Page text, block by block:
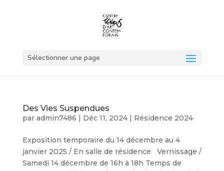
Sélectionner une page
Des Vies Suspendues
par admin7486 | Déc 11, 2024| Résidence 2024
Exposition temporaire du 14 décembre au 4
janvier 2025 / En salle de résidence Vernissage /
Samedi 14 décembre de 16h à 18h Temps de